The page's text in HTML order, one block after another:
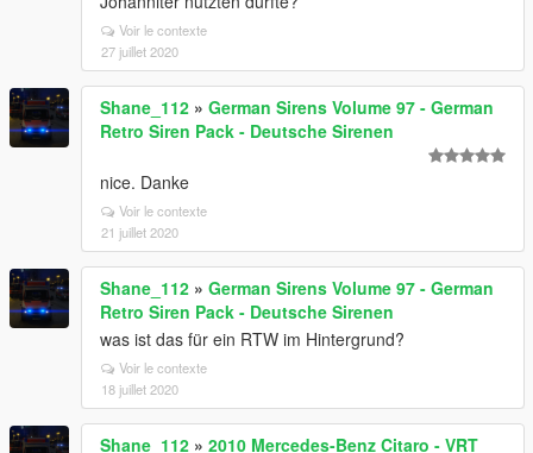
Voir le contexte
27 juillet 2020
Shane_112 » German Sirens Volume 97 - German
Retro Siren Pack - Deutsche Sirenen
nice. Danke
Voir le contexte
21 juillet 2020
Shane_112 » German Sirens Volume 97 - German
Retro Siren Pack - Deutsche Sirenen
was ist das für ein RTW im Hintergrund?
Voir le contexte
18 juillet 2020
Shane_112 » 2010 Mercedes-Benz Citaro - VRT